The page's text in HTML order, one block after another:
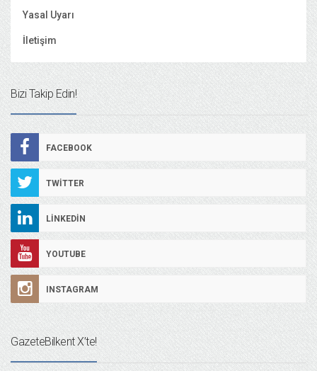
Yasal Uyarı
İletişim
Bizi Takip Edin!
FACEBOOK
TWITTER
LINKEDIN
YOUTUBE
INSTAGRAM
GazeteBilkent X’te!